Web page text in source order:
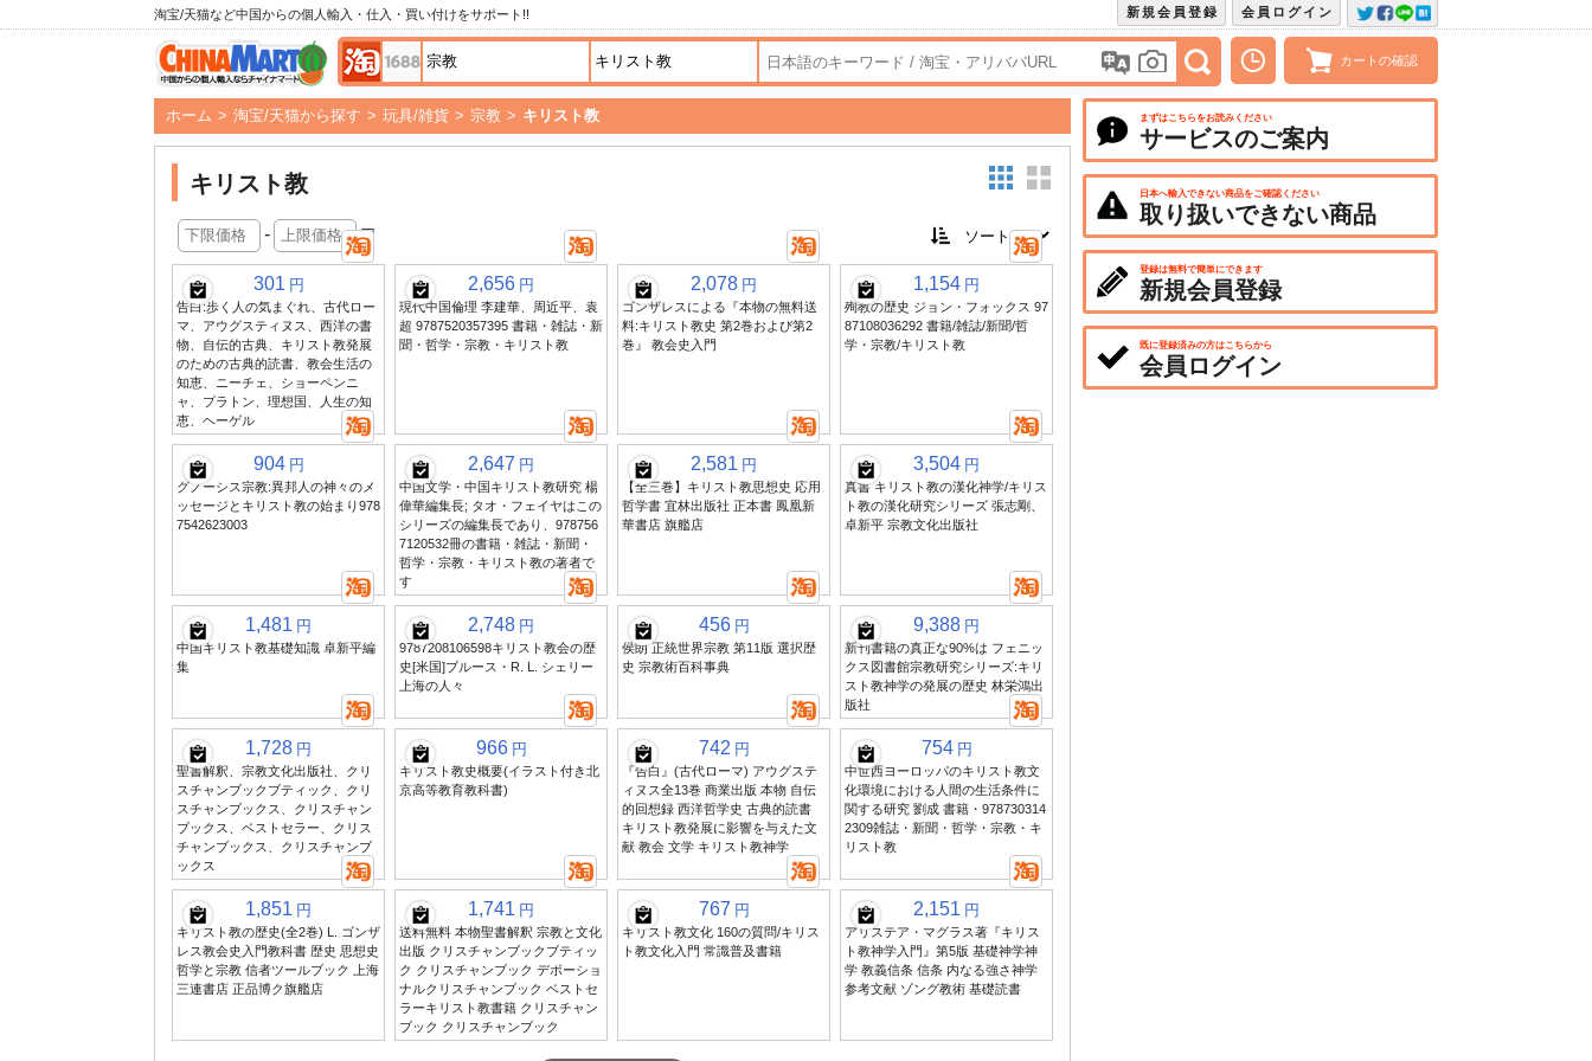
淘宝/天猫など中国からの個人輸入・仕入・買い付けをサポート!! 会員ログイン
新規会員登録
カートの確認
ホーム > 淘宝/天猫から探す > 玩具/雑貨 > 宗教 > キリスト教
キリスト教
- 円
301 円
告白:歩く人の気まぐれ、古代ロー
マ、アウグスティヌス、西洋の書
物、自伝的古典、キリスト教発展
のための古典的読書、教会生活の
知恵、ニーチェ、ショーペンニ
ャ、プラトン、理想国、人生の知
恵、ヘーゲル
2,656 円
現代中国倫理 李建華、周近平、袁
超 9787520357395 書籍・雑誌・新
聞・哲学・宗教・キリスト教
2,078 円
ゴンザレスによる『本物の無料送
料:キリスト教史 第2巻および第2
巻』 教会史入門
1,154 円
殉教の歴史 ジョン・フォックス 97
87108036292 書籍/雑誌/新聞/哲
学・宗教/キリスト教
904 円
グノーシス宗教:異邦人の神々のメ
ッセージとキリスト教の始まり978
7542623003
2,647 円
中国文学・中国キリスト教研究 楊
偉華編集長; タオ・フェイヤはこの
シリーズの編集長であり、978756
7120532冊の書籍・雑誌・新聞・
哲学・宗教・キリスト教の著者で
す
2,581 円
【全三巻】キリスト教思想史 応用
哲学書 宜林出版社 正本書 鳳凰新
華書店 旗艦店
3,504 円
真書 キリスト教の漢化神学/キリス
ト教の漢化研究シリーズ 張志剛、
卓新平 宗教文化出版社
1,481 円
中国キリスト教基礎知識 卓新平編
集
2,748 円
9787208106598キリスト教会の歴
史[米国]ブルース・R. L. シェリー
上海の人々
456 円
侯朗 正統世界宗教 第11版 選択歴
史 宗教術百科事典
9,388 円
新刊書籍の真正な90%は フェニッ
クス図書館宗教研究シリーズ:キリ
スト教神学の発展の歴史 林栄鴻出
版社
1,728 円
聖書解釈、宗教文化出版社、クリ
スチャンブックブティック、クリ
スチャンブックス、クリスチャン
ブックス、ベストセラー、クリス
チャンブックス、クリスチャンブ
ックス
966 円
キリスト教史概要(イラスト付き北
京高等教育教科書)
742 円
『告白』(古代ローマ) アウグステ
ィヌス全13巻 商業出版 本物 自伝
的回想録 西洋哲学史 古典的読書
キリスト教発展に影響を与えた文
献 教会 文学 キリスト教神学
754 円
中世西ヨーロッパのキリスト教文
化環境における人間の生活条件に
関する研究 劉成 書籍・978730314
2309雑誌・新聞・哲学・宗教・キ
リスト教
1,851 円
キリスト教の歴史(全2巻) L. ゴンザ
レス教会史入門教科書 歴史 思想史
哲学と宗教 信者ツールブック 上海
三連書店 正品博ク旗艦店
1,741 円
送料無料 本物聖書解釈 宗教と文化
出版 クリスチャンブックブティッ
ク クリスチャンブック デボーショ
ナルクリスチャンブック ベストセ
ラーキリスト教書籍 クリスチャン
ブック クリスチャンブック
767 円
キリスト教文化 160の質問/キリス
ト教文化入門 常識普及書籍
2,151 円
アリステア・マグラス著『キリス
ト教神学入門』第5版 基礎神学神
学 教義信条 信条 内なる強さ神学
参考文献 ゾング教術 基礎読書
まずはこちらをお読みください
サービスのご案内
日本へ輸入できない商品をご確認ください
取り扱いできない商品
登録は無料で簡単にできます
新規会員登録
既に登録済みの方はこちらから
会員ログイン